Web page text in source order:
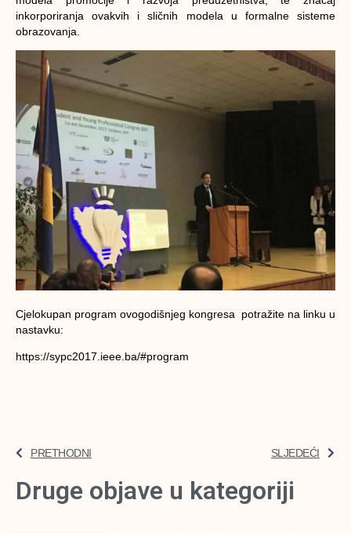
inkorporiranja ovakvih i sličnih modela u formalne sisteme
obrazovanja.
Cjelokupan program ovogodišnjeg kongresa potražite na linku u
nastavku:
https://sypc2017.ieee.ba/#program
PRETHODNI SLJEDEĆI
Druge objave u kategoriji